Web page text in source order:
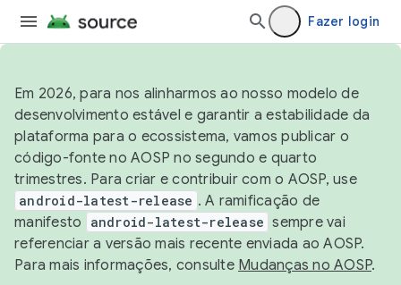
Fazer login
Em 2026, para nos alinharmos ao nosso modelo de
desenvolvimento estável e garantir a estabilidade da
plataforma para o ecossistema, vamos publicar o
código-fonte no AOSP no segundo e quarto
trimestres. Para criar e contribuir com o AOSP, use
android-latest-release . A ramificação de
manifesto
android-latest-release sempre vai
referenciar a versão mais recente enviada ao AOSP.
Para mais informações, consulte Mudanças no AOSP.